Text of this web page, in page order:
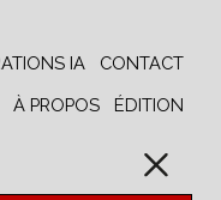
CONTACT
IA
ÉDITION
À PROPOS